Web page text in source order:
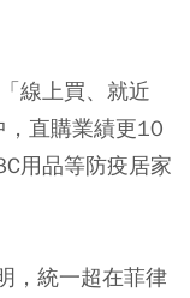
線上買、就近
直購業績更10
用品等防疫居家
，統一超在菲律